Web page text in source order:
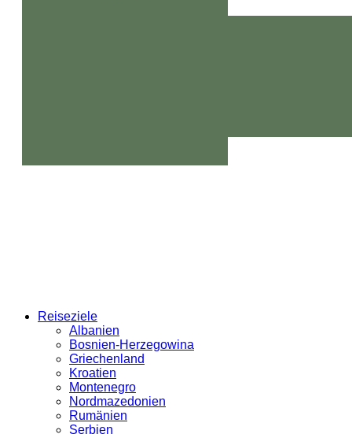
Reiseziele
Albanien
Bosnien-Herzegowina
Griechenland
Kroatien
Montenegro
Nordmazedonien
Rumänien
Serbien